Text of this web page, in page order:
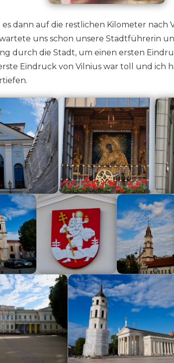
dann auf die restlichen Kilometer nach
uns schon unsere Stadtführerin
durch die Stadt, um einen ersten
Eindruck von Vilnius war toll und ich